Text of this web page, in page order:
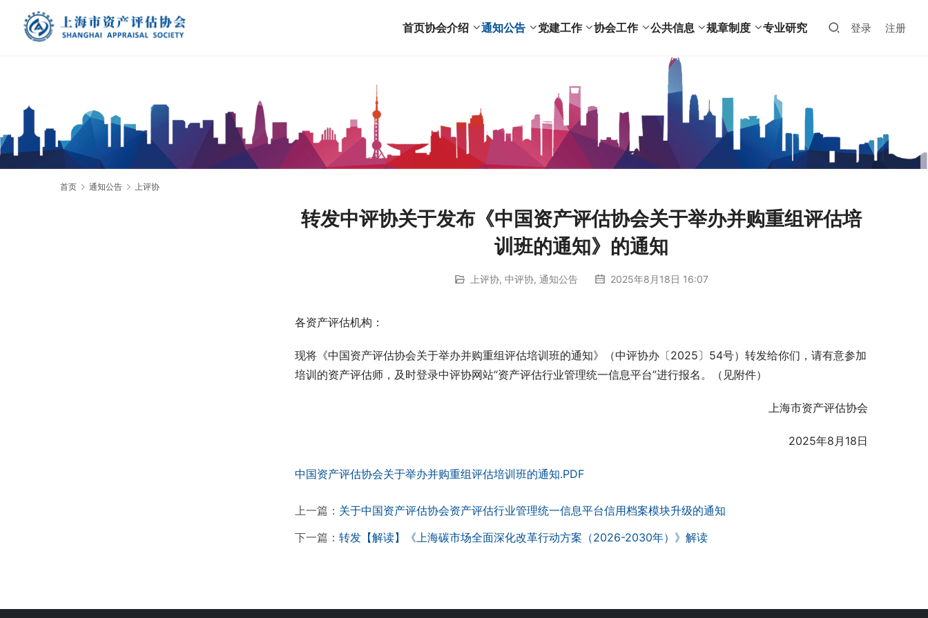
首页协会介绍 通知公告 党建工作 协会工作 公共信息 规章制度 专业研究 登录 注册
首页 通知公告 上评协
转发中评协关于发布《中国资产评估协会关于举办并购重组评估培
训班的通知》的通知
上评协, 中评协, 通知公告 2025年8月18日 16:07
各资产评估机构：
现将《中国资产评估协会关于举办并购重组评估培训班的通知》（中评协办〔2025〕54号）转发给你们，请有意参加
培训的资产评估师，及时登录中评协网站“资产评估行业管理统一信息平台”进行报名。（见附件）
上海市资产评估协会
2025年8月18日
中国资产评估协会关于举办并购重组评估培训班的通知.PDF
上一篇： 关于中国资产评估协会资产评估行业管理统一信息平台信用档案模块升级的通知
下一篇： 转发【解读】《上海碳市场全面深化改革行动方案（2026-2030年）》解读